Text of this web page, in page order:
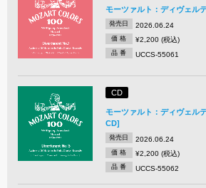
モーツァルト：ディヴェル
発売日 2026.06.24
価 格 ¥2,200 (税込)
品 番 UCCS-55061
CD
モーツァルト：ディヴェル
CD]
発売日 2026.06.24
価 格 ¥2,200 (税込)
品 番 UCCS-55062